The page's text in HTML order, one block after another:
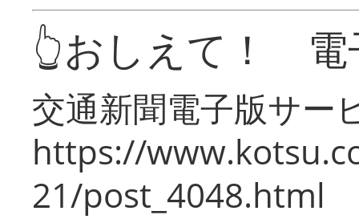
👆おしえて！ 電
交通新聞電子版サー
https://
21/post_4048.html